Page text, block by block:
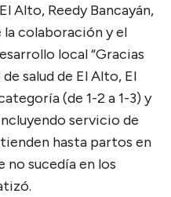
Alto, Reedy Bancayán,
colaboración y el
local “Gracias
salud de El Alto, El
(de 1-2 a 1-3) y
servicio de
hasta partos en
no sucedía en los